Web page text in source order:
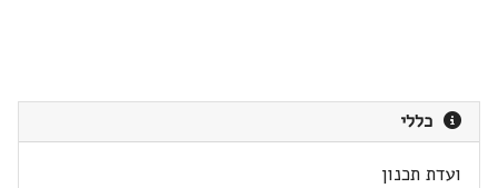
כללי
ועדת תכנון